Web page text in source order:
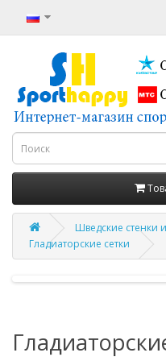
Шведские стенки
Гладиаторские сетки